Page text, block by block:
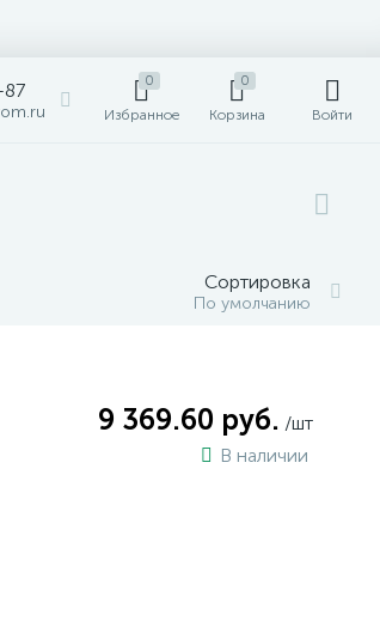
87 0
Избранное
0
Корзина Войти
Сортировка
По умолчанию
9 369.60 руб. /шт
В наличии